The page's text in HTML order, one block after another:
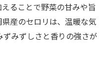
ることで野菜の甘みや旨
産のセロリは、温暖な気
みずしさと香りの強さが